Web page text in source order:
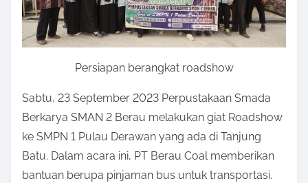
i
p
t
o
n
:
Persiapan berangkat roadshow
Sabtu, 23 September 2023 Perpustakaan Smada
Berkarya SMAN 2 Berau melakukan giat Roadshow
ke SMPN 1 Pulau Derawan yang ada di Tanjung
Batu. Dalam acara ini, PT Berau Coal memberikan
bantuan berupa pinjaman bus untuk transportasi.